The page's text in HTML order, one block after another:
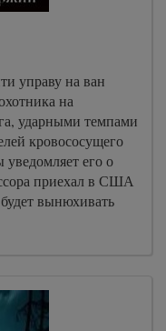
управу на ван
на
ударными темпами
кровососущего
его о
приехал в США
вынюхивать